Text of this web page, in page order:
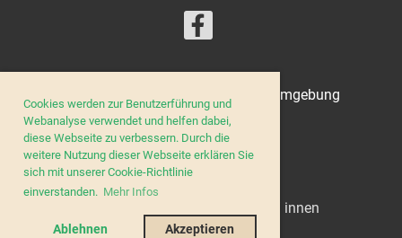
Cookies werden zur Benutzerführung und
Webanalyse verwendet und helfen dabei,
diese Webseite zu verbessern. Durch die
weitere Nutzung dieser Webseite erklären Sie
sich mit unserer Cookie-Richtlinie
einverstanden. Mehr Infos
Ablehnen Akzeptieren
© Kynologischer Verein Zug und Umgebung
Impressum
Reglement für Kursteilnehmer / innen